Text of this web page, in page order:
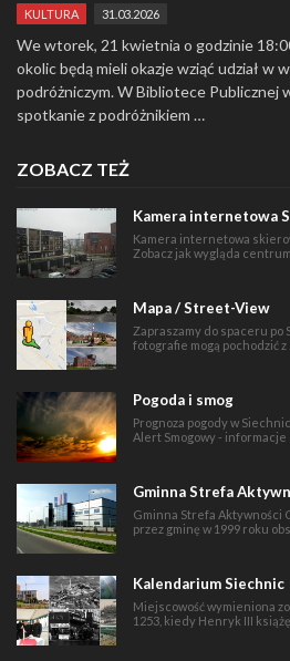
KULTURA 31.03.2026
We wtorek, 21 kwietnia o godzinie
okolic będą mieli okazje wziąć udział w
podróżniczym. W Bibliotece Publicznej
spotkanie z podróżnikiem …
ZOBACZ TEŻ
Kamera internetowa
Kamera internetowa
Zobacz jak wygląda
Mapa / Street-View
Zapraszamy do spaceru
fotografie mogą pochodzić z
Pogoda i smog
Prognoza pogody w
Alert Smogowy - informacje
Gminna Strefa
Gminna Strefa Aktywności
przez gminę w 1999 roku
Kalendarium Siechnic
Miejscowość wymieniona
1253, kiedy Henryk III